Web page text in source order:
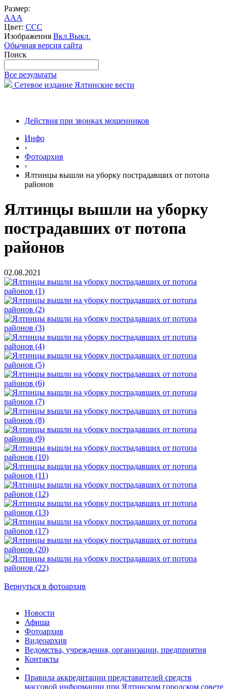
Размер:
AAA
Цвет: CCC
Изображения Вкл.Выкл.
Обычная версия сайта
Поиск
Все результаты
Сетевое издание Ялтинские вести
Действия при звонках мошенников
Инфо
›
Фотоархив
›
Ялтинцы вышли на уборку пострадавших от потопа
районов
Ялтинцы вышли на уборку
пострадавших от потопа
районов
02.08.2021
Вернуться в фотоархив
Новости
Афиша
Фотоархив
Видеоархив
Ведомства, учреждения, организации, предприятия
Контакты
Правила аккредитации представителей средств
массовой информации при Ялтинском городском совете